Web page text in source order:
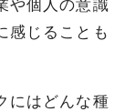
や個人の意識
感じることも
にはどんな種